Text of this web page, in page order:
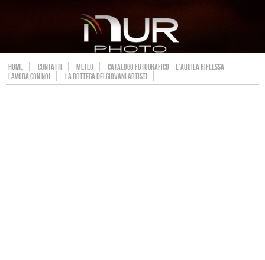
HOME CONTATTI METEO
CATALOGO FOTOGRAFICO – L’AQUILA RIFLESSA
LAVORA CON NOI
LA BOTTEGA DEI GIOVANI ARTISTI